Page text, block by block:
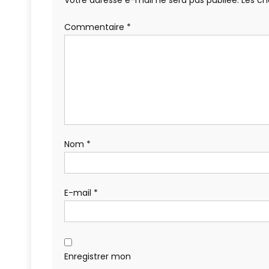
Commentaire *
Nom *
E-mail *
Enregistrer mon